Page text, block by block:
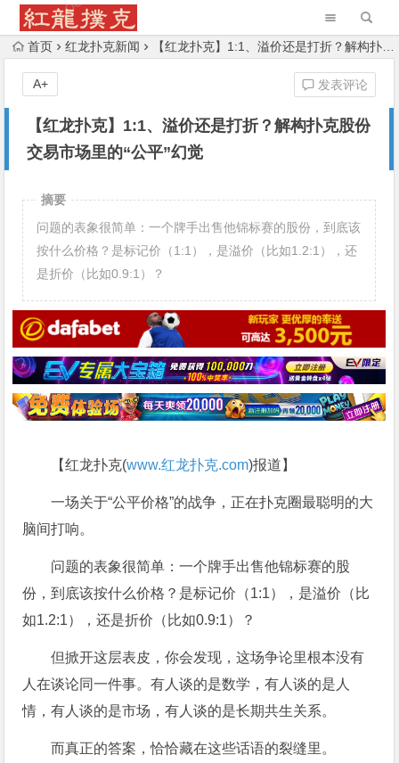
首页 红龙扑克新闻 【红龙扑克】1:1、溢价还是打折？解构扑克股份交易市场里的“公平”幻觉
【红龙扑克】1:1、溢价还是打折？解构扑克股份
交易市场里的“公平”幻觉
发表评论
A+
摘要
问题的表象很简单：一个牌手出售他锦标赛的股份，到底该
按什么价格？是标记价（1:1），是溢价（比如1.2:1），还
是折价（比如0.9:1）？
【红龙扑克(www.红龙扑克.com)报道】
一场关于“公平价格”的战争，正在扑克圈最聪明的大
脑间打响。
问题的表象很简单：一个牌手出售他锦标赛的股
份，到底该按什么价格？是标记价（1:1），是溢价（比
如1.2:1），还是折价（比如0.9:1）？
但掀开这层表皮，你会发现，这场争论里根本没有
人在谈论同一件事。有人谈的是数学，有人谈的是人
情，有人谈的是市场，有人谈的是长期共生关系。
而真正的答案，恰恰藏在这些话语的裂缝里。